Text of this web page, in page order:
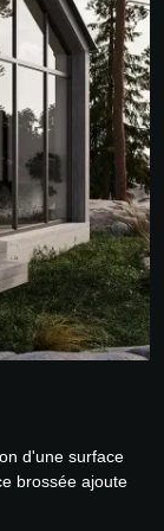
d'une surface
brossée ajoute